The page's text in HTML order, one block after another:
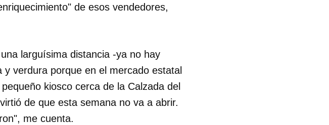
de esos vendedores,
larguísima distancia -ya no hay
verdura porque en el mercado estatal
kiosco cerca de la Calzada del
de que esta semana no va a abrir.
me cuenta.